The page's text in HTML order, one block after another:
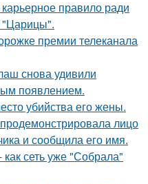
правило ради
"Царицы".
премии телеканала
снова удивили
появлением.
убийства его жены.
лицо
и сообщила его имя.
как сеть уже "Собрала"